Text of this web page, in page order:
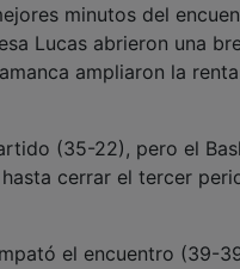
minutos del
Lucas abrieron una
ampliaron la
(35-22), pero el
cerrar el tercer
el encuentro (39-